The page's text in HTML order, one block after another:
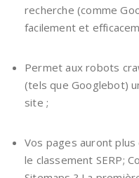
recherche (comme
facilement et
Permet aux robots
(tels que Googlebot)
site ;
Vos pages auront
le classement SERP;